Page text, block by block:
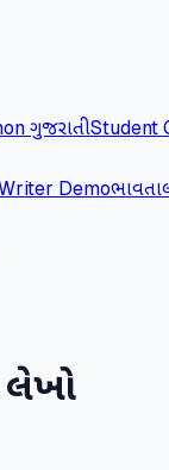
ગુજરાતીStudent
Demo
લેખો